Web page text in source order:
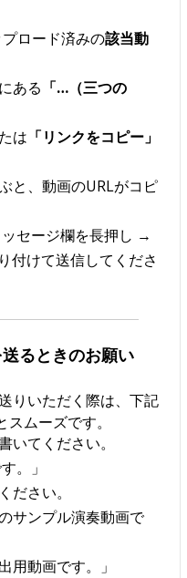
ロード済みの該当動
ある 「…（三つの
は 「リンクをコピー」
と、動画のURLがコピ
セージ欄を長押し →
付けて送信してくださ
るときのお願い
りいただく際は、下記
ムーズです。
いてください。
。」
ださい。
サンプル演奏動画で
用動画です。」